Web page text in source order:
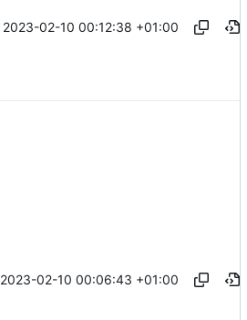
2023-02-10 00:12:38 +01:00
2023-02-10 00:06:43 +01:00